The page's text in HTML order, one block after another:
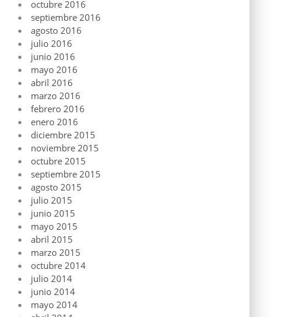
octubre 2016
septiembre 2016
agosto 2016
julio 2016
junio 2016
mayo 2016
abril 2016
marzo 2016
febrero 2016
enero 2016
diciembre 2015
noviembre 2015
octubre 2015
septiembre 2015
agosto 2015
julio 2015
junio 2015
mayo 2015
abril 2015
marzo 2015
octubre 2014
julio 2014
junio 2014
mayo 2014